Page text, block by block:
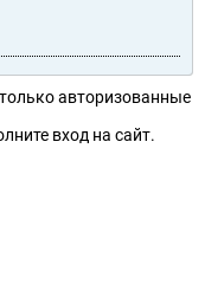
авторизованные
вход на сайт.